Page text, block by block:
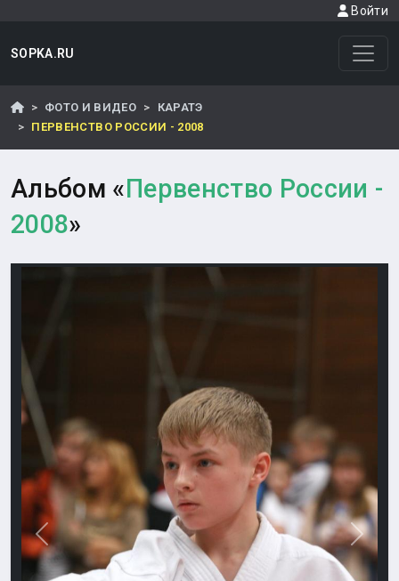
Войти
SOPKA.RU
ФОТО И ВИДЕО
КАРАТЭ
ПЕРВЕНСТВО РОССИИ - 2008
Альбом «Первенство России -
2008»
Назад